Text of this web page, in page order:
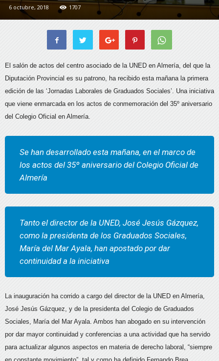
6 octubre, 2018 1707
El salón de actos del centro asociado de la UNED en Almería, del que la
Diputación Provincial es su patrono, ha recibido esta mañana la primera
edición de las ‘Jornadas Laborales de Graduados Sociales’. Una iniciativa
que viene enmarcada en los actos de conmemoración del 35º aniversario
del Colegio Oficial en Almería.
Se han desarrollado esta mañana, en el marco de
los actos del 35º aniversario del Colegio Oficial de
Almería
Tanto el director de la UNED, José Jesús Gázquez,
como la presidenta de los Graduados Sociales,
María del Mar Ayala, han apostado por dar
continuidad a la iniciativa
La inauguración ha corrido a cargo del director de la UNED en Almería,
José Jesús Gázquez, y de la presidenta del Colegio de Graduados
Sociales, María del Mar Ayala. Ambos han abogado en su intervención
por dar mayor continuidad y conferencias a una actividad que ha servido
para actualizar algunos aspectos en materia de derecho laboral, “siempre